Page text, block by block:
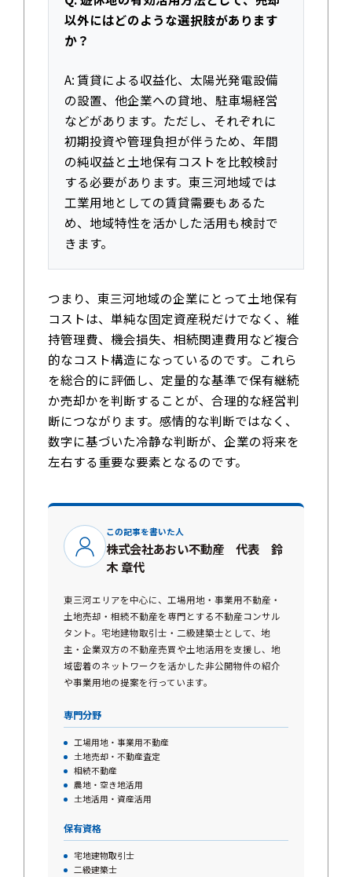
以外にはどのような選択肢があります
か？
A: 賃貸による収益化、太陽光発電設備
の設置、他企業への貸地、駐車場経営
などがあります。ただし、それぞれに
初期投資や管理負担が伴うため、年間
の純収益と土地保有コストを比較検討
する必要があります。東三河地域では
工業用地としての賃貸需要もあるた
め、地域特性を活かした活用も検討で
きます。
つまり、東三河地域の企業にとって土地保有
コストは、単純な固定資産税だけでなく、維
持管理費、機会損失、相続関連費用など複合
的なコスト構造になっているのです。これら
を総合的に評価し、定量的な基準で保有継続
か売却かを判断することが、合理的な経営判
断につながります。感情的な判断ではなく、
数字に基づいた冷静な判断が、企業の将来を
左右する重要な要素となるのです。
この記事を書いた人
株式会社あおい不動産 代表 鈴
木 章代
東三河エリアを中心に、工場用地・事業用不動産・
土地売却・相続不動産を専門とする不動産コンサル
タント。宅地建物取引士・二級建築士として、地
主・企業双方の不動産売買や土地活用を支援し、地
域密着のネットワークを活かした非公開物件の紹介
や事業用地の提案を行っています。
専門分野
工場用地・事業用不動産
土地売却・不動産査定
相続不動産
農地・空き地活用
土地活用・資産活用
保有資格
宅地建物取引士
二級建築士